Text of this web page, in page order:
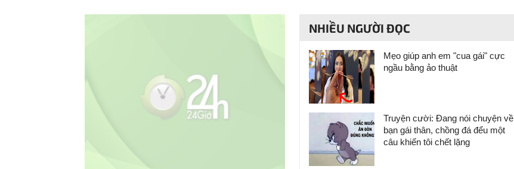
NHIỀU NGƯỜI ĐỌC
Mẹo giúp anh em "cua gái" cực
ngầu bằng ảo thuật
Truyện cười: Đang nói chuyện về
bạn gái thân, chồng đá đểu một
câu khiến tôi chết lặng